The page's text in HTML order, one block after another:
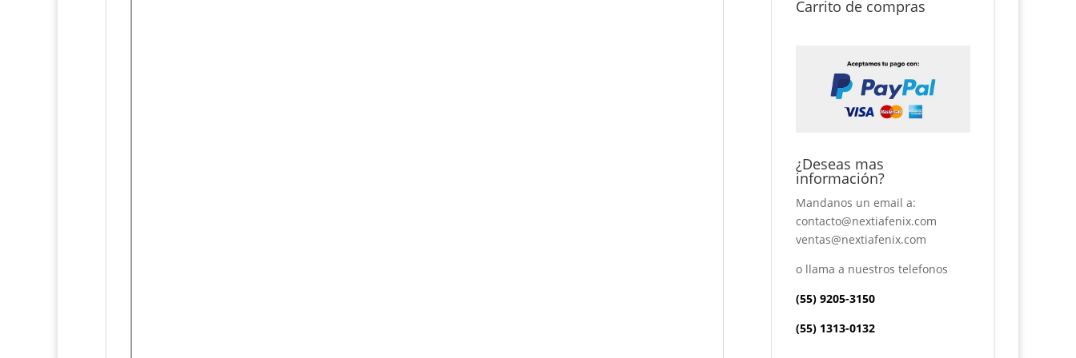
Carrito de compras
¿Deseas mas
información?
Mandanos un email a:
contacto@nextiafenix.com
ventas@nextiafenix.com
o llama a nuestros telefonos
(55) 9205-3150
(55) 1313-0132